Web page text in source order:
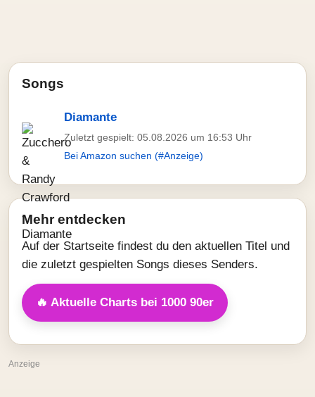
Songs
Diamante
Zuletzt gespielt: 05.08.2026 um 16:53 Uhr
Bei Amazon suchen (#Anzeige)
Mehr entdecken
Auf der Startseite findest du den aktuellen Titel und
die zuletzt gespielten Songs dieses Senders.
🔥 Aktuelle Charts bei 1000 90er
Anzeige